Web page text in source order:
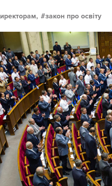
закон про освіту